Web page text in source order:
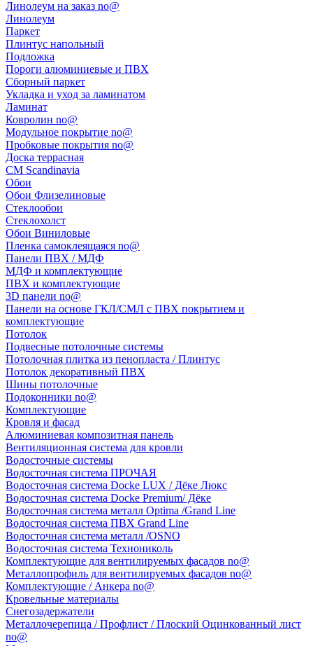
Линолеум на заказ no@
Линолеум
Паркет
Плинтус напольный
Подложка
Пороги алюминиевые и ПВХ
Сборный паркет
Укладка и уход за ламинатом
Ламинат
Ковролин no@
Модульное покрытие no@
Пробковые покрытия no@
Доска террасная
CM Scandinavia
Обои
Обои Флизелиновые
Стеклообои
Стеклохолст
Обои Виниловые
Пленка самоклеящаяся no@
Панели ПВХ / МДФ
МДФ и комплектующие
ПВХ и комплектующие
3D панели no@
Панели на основе ГКЛ/СМЛ с ПВХ покрытием и
комплектующие
Потолок
Подвесные потолочные системы
Потолочная плитка из пенопласта / Плинтус
Потолок декоративный ПВХ
Шины потолочные
Подоконники no@
Комплектующие
Кровля и фасад
Алюминиевая композитная панель
Вентиляционная система для кровли
Водосточные системы
Водосточная система ПРОЧАЯ
Водосточная система Docke LUX / Дёке Люкс
Водосточная система Docke Premium/ Дёке
Водосточная система металл Optima /Grand Line
Водосточная система ПВХ Grand Line
Водосточная система металл /OSNO
Водосточная система Технониколь
Комплектующие для вентилируемых фасадов no@
Металлопрофиль для вентилируемых фасадов no@
Комплектующие / Анкера no@
Кровельные материалы
Снегозадержатели
Металлочерепица / Профлист / Плоский Оцинкованный лист
no@